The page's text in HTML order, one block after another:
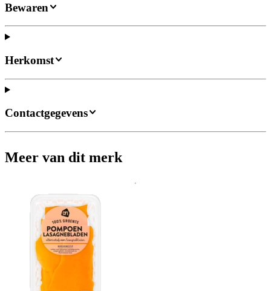
Bewaren
Herkomst
Contactgegevens
Meer van dit merk